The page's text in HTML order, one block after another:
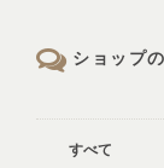
ショップ
すべて